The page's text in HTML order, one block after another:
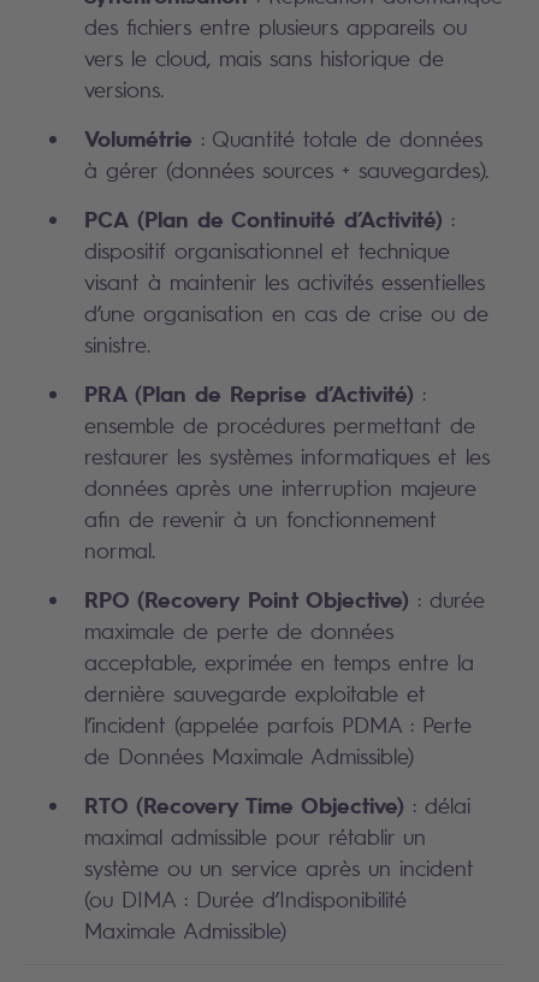
des fichiers entre plusieurs appareils ou
vers le cloud, mais sans historique de
versions.
Volumétrie : Quantité totale de données
à gérer (données sources + sauvegardes).
PCA (Plan de Continuité d’Activité) :
dispositif organisationnel et technique
visant à maintenir les activités essentielles
d’une organisation en cas de crise ou de
sinistre.
PRA(Plan de Reprise d’Activité) :
ensemble de procédures permettant de
restaurer les systèmes informatiques et les
données après une interruption majeure
afin de revenir à un fonctionnement
normal.
RPO (Recovery Point Objective) : durée
maximale de perte de données
acceptable, exprimée en temps entre la
dernière sauvegarde exploitable et
l’incident (appelée parfois PDMA : Perte
de Données Maximale Admissible)
RTO (Recovery Time Objective) : délai
maximal admissible pour rétablir un
système ou un service après un incident
(ou DIMA : Durée d’Indisponibilité
Maximale Admissible)